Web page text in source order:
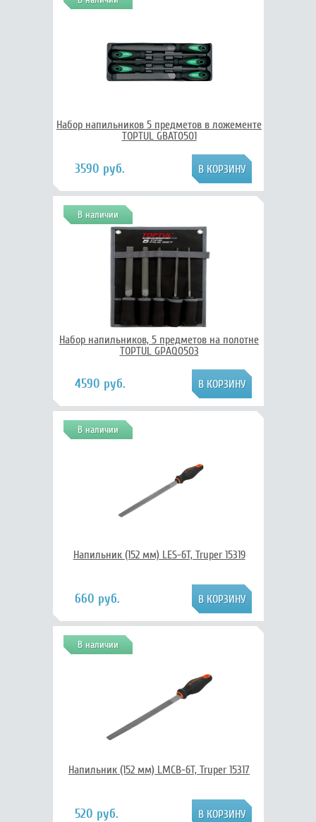
Набор напильников 5 предметов в ложементе
TOPTUL GBAT0501
3590 руб.
В наличии
Набор напильников, 5 предметов на полотне
TOPTUL GPAQ0503
4590 руб.
В наличии
Напильник (152 мм) LES-6T, Truper 15319
660 руб.
В наличии
Напильник (152 мм) LMCB-6T, Truper 15317
520 руб.